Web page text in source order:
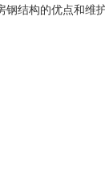
钢结构的优点和维